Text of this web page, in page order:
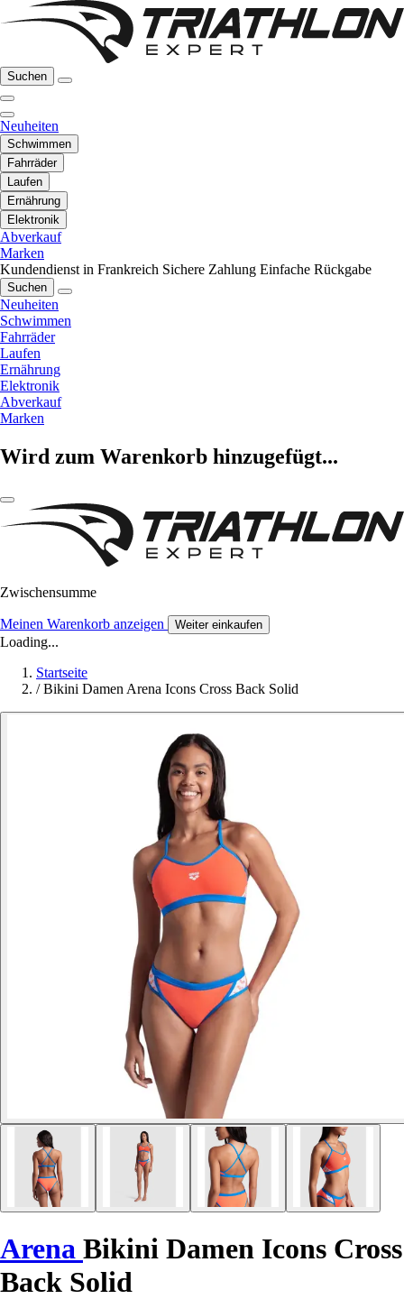
Suchen
Neuheiten
Schwimmen
Fahrräder
Laufen
Ernährung
Elektronik
Abverkauf
Marken
Kundendienst in Frankreich Sichere Zahlung Einfache Rückgabe
Suchen
Neuheiten
Schwimmen
Fahrräder
Laufen
Ernährung
Elektronik
Abverkauf
Marken
Wird zum Warenkorb hinzugefügt...
Zwischensumme
Meinen Warenkorb anzeigen Weiter einkaufen
Loading...
Startseite
/ Bikini Damen Arena Icons Cross Back Solid
Arena Bikini Damen Icons Cross
Back Solid